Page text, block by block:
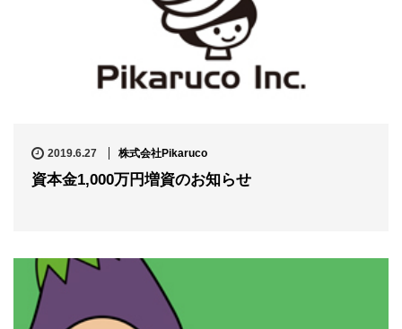
2019.6.27 株式会社Pikaruco
資本金1,000万円増資のお知らせ